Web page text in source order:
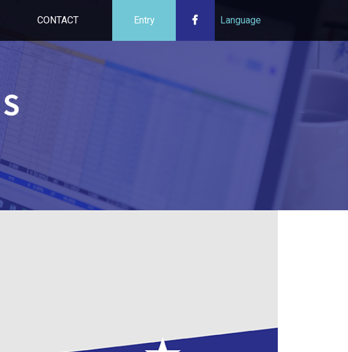
CONTACT Entry Language